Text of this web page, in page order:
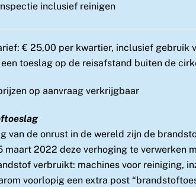
inclusief reinigen
€ 25,00 per kwartier, inclusief gebruik
toeslag op de reisafstand buiten de
op aanvraag verkrijgbaar
van de onrust in de wereld zijn de
maart 2022 deze verhoging te verwerken
verbruikt: machines voor reiniging,
voorlopig een extra post